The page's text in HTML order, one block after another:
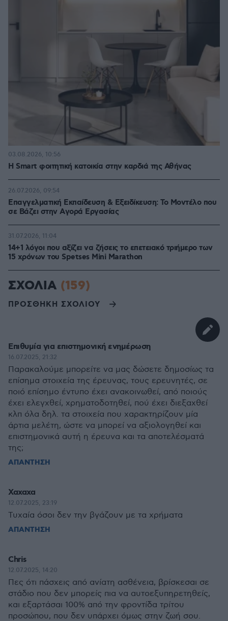
Η Smart φοιτητική κατοικία στην καρδιά της Αθήνας
03.08.2026, 10:56
Επαγγελματική Εκπαίδευση & Εξειδίκευση: Το Mοντέλο που
σε Bάζει στην Aγορά Eργασίας
26.07.2026, 09:54
14+1 λόγοι που αξίζει να ζήσεις το επετειακό τριήμερο των
15 χρόνων του Spetses Mini Marathon
31.07.2026, 11:04
ΣΧΟΛΙΑ (159)
ΠΡΟΣΘΗΚΗ ΣΧΟΛΙΟΥ
Επιθυμία για επιστημονική ενημέρωση
16.07.2025, 21:32
Παρακαλούμε μπορείτε να μας δώσετε δημοσίως τα
επίσημα στοιχεία της έρευνας, τους ερευνητές, σε
ποιό επίσημο έντυπο έχει ανακοινωθεί, από ποιούς
έχει ελεγχθεί, χρηματοδοτηθεί, πού έχει διεξαχθεί
κλπ όλα δηλ. τα στοιχεία που χαρακτηρίζουν μία
άρτια μελέτη, ώστε να μπορεί να αξιολογηθεί και
επιστημονικά αυτή η έρευνα και τα αποτελέσματά
της;
ΑΠΑΝΤΗΣΗ
Χαχαχα
12.07.2025, 23:19
Τυχαία όσοι δεν την βγάζουν με τα χρήματα
ΑΠΑΝΤΗΣΗ
Chris
12.07.2025, 14:20
Πες ότι πάσχεις από ανίατη ασθένεια, βρίσκεσαι σε
στάδιο που δεν μπορείς πια να αυτοεξυπηρετηθείς,
και εξαρτάσαι 100% από την φροντίδα τρίτου
προσώπου, που δεν υπάρχει όμως στην ζωή σου.